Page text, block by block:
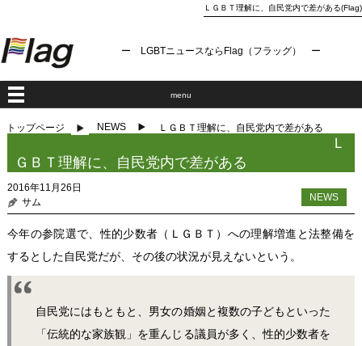
ＬＧＢＴ理解に、自民党内で差がある(Flag)
ー LGBTニュースならFlag（フラッグ） ー
menu
トップページ NEWS ＬＧＢＴ理解に、自民党内で差がある
Ｌ
ＧＢＴ理解に、自民党内で差がある
NEWS
2016年11月26日
サム
今年の参院選で、性的少数者（ＬＧＢＴ）への理解増進と法整備を
するとした自民党だが、その後の状況が見えないという。
自民党にはもともと、男女の婚姻と複数の子どもといった
「伝統的な家族観」を重んじる議員が多く、性的少数者を